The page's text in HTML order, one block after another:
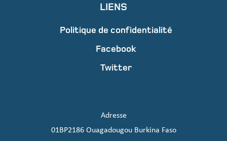
LIENS
Politique de confidentialité
Facebook
Twitter
Adresse
01BP2186 Ouagadougou Burkina Faso